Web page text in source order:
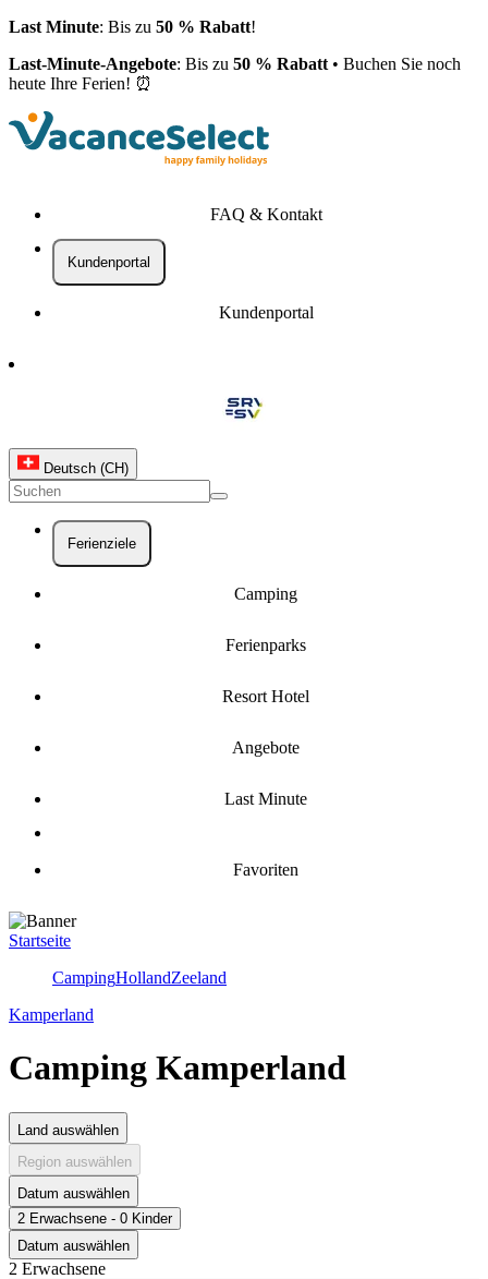
Last Minute: Bis zu 50 % Rabatt!
Last-Minute-Angebote: Bis zu 50 % Rabatt • Buchen Sie noch
heute Ihre Ferien! ⏰
FAQ & Kontakt
Kundenportal
Kundenportal
Deutsch (CH)
Ferienziele
Camping
Ferienparks
Resort Hotel
Angebote
Last Minute
Favoriten
Startseite
CampingHollandZeeland
Kamperland
Camping Kamperland
Land auswählen
Region auswählen
Datum auswählen
2 Erwachsene - 0 Kinder
Datum auswählen
2 Erwachsene